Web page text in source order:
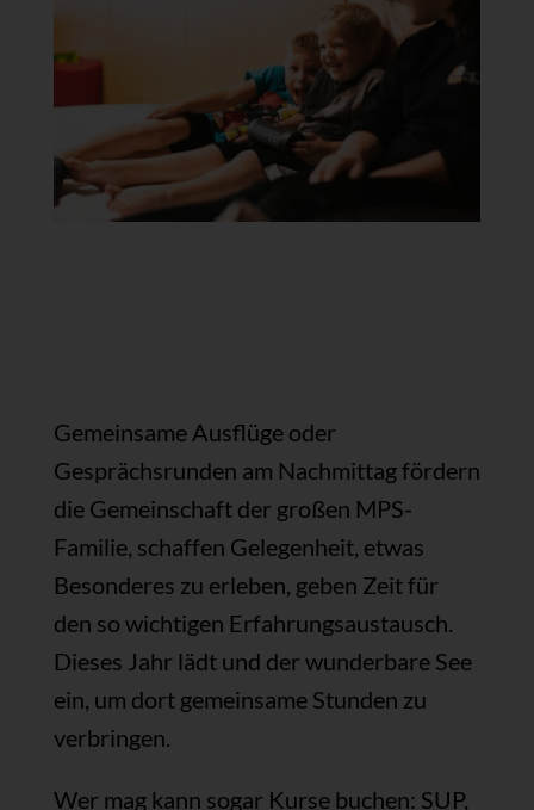
Gemeinsame Ausflüge oder
Gesprächsrunden am Nachmittag fördern
die Gemeinschaft der großen MPS-
Familie, schaffen Gelegenheit, etwas
Besonderes zu erleben, geben Zeit für
den so wichtigen Erfahrungsaustausch.
Dieses Jahr lädt und der wunderbare See
ein, um dort gemeinsame Stunden zu
verbringen.
Wer mag kann sogar Kurse buchen: SUP,